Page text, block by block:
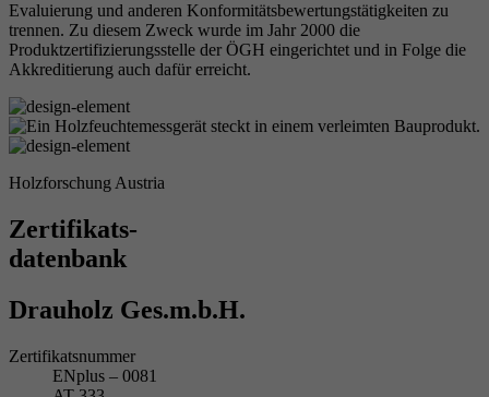
Evaluierung und anderen Konformitätsbewertungstätigkeiten zu
trennen. Zu diesem Zweck wurde im Jahr 2000 die
Produktzertifizierungsstelle der ÖGH eingerichtet und in Folge die
Akkreditierung auch dafür erreicht.
Holzforschung Austria
Zertifikats-
datenbank
Drauholz Ges.m.b.H.
Zertifikatsnummer
ENplus – 0081